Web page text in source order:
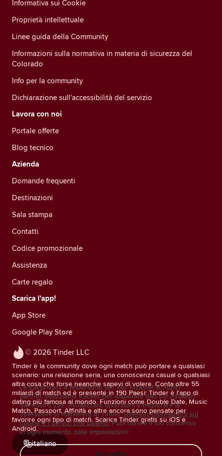
© 2026 Tinder LLC
Tinder è la community dove ogni match può portare a qualsiasi
scenario: una relazione seria, una conoscenza casual o qualsiasi
altra cosa che forse neanche sapevi di volere. Conta oltre 55
miliardi di match ed è presente in 190 Paesi: Tinder è l'app di
dating più famosa al mondo. Funzioni come Double Date, Music
Match, Passport, Affinità e altre ancora sono pensate per
favorire ogni tipo di match. Scarica Tinder gratis su iOS e
Android.
italiano
Informativa sui Cookie
Proprietà intellettuale
Linee guida della Community
Informazioni sulla normativa in materia di sicurezza del
Colorado
Info per la community
Dichiarazione sull'accessibilità del servizio
Lavora con noi
Portale offerte
Blog tecnico
Azienda
Domande frequenti
Destinazioni
Sala stampa
Contatti
Codice promozionale
Assistenza
Carte regalo
Scarica l'app!
App Store
Google Play Store
La tua privacy è importante per noi. Insieme ai nostri
partner, utilizziamo tracker per elaborare dati sui visitatori
del nostro sito, visualizzare inserzioni e migliorare le
operazioni di marketing di Tinder. Ulteriori informazioni sui
cookie e i servizi che usiamo. Puoi ritirare il tuo consenso
in ogni momento dalle impostazioni.